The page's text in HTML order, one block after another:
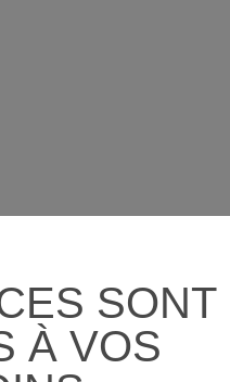
SONT
À VOS